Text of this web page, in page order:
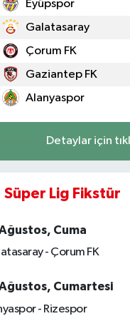
Eyüpspor
Galatasaray
Çorum FK
Gaziantep FK
Alanyaspor
Detaylar için
Süper Lig Fikstür
Cuma
- Çorum FK
Cumartesi
- Rizespor